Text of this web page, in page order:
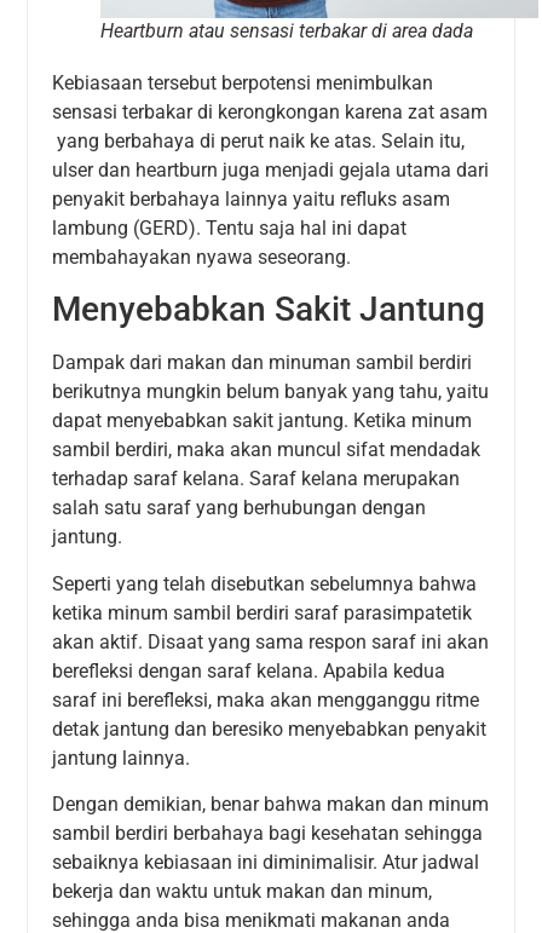
Heartburn atau sensasi terbakar di area dada
Kebiasaan tersebut berpotensi menimbulkan
sensasi terbakar di kerongkongan karena zat asam
yang berbahaya di perut naik ke atas. Selain itu,
ulser dan heartburn juga menjadi gejala utama dari
penyakit berbahaya lainnya yaitu refluks asam
lambung (GERD). Tentu saja hal ini dapat
membahayakan nyawa seseorang.
Menyebabkan Sakit Jantung
Dampak dari makan dan minuman sambil berdiri
berikutnya mungkin belum banyak yang tahu, yaitu
dapat menyebabkan sakit jantung. Ketika minum
sambil berdiri, maka akan muncul sifat mendadak
terhadap saraf kelana. Saraf kelana merupakan
salah satu saraf yang berhubungan dengan
jantung.
Seperti yang telah disebutkan sebelumnya bahwa
ketika minum sambil berdiri saraf parasimpatetik
akan aktif. Disaat yang sama respon saraf ini akan
berefleksi dengan saraf kelana. Apabila kedua
saraf ini berefleksi, maka akan mengganggu ritme
detak jantung dan beresiko menyebabkan penyakit
jantung lainnya.
Dengan demikian, benar bahwa makan dan minum
sambil berdiri berbahaya bagi kesehatan sehingga
sebaiknya kebiasaan ini diminimalisir. Atur jadwal
bekerja dan waktu untuk makan dan minum,
sehingga anda bisa menikmati makanan anda